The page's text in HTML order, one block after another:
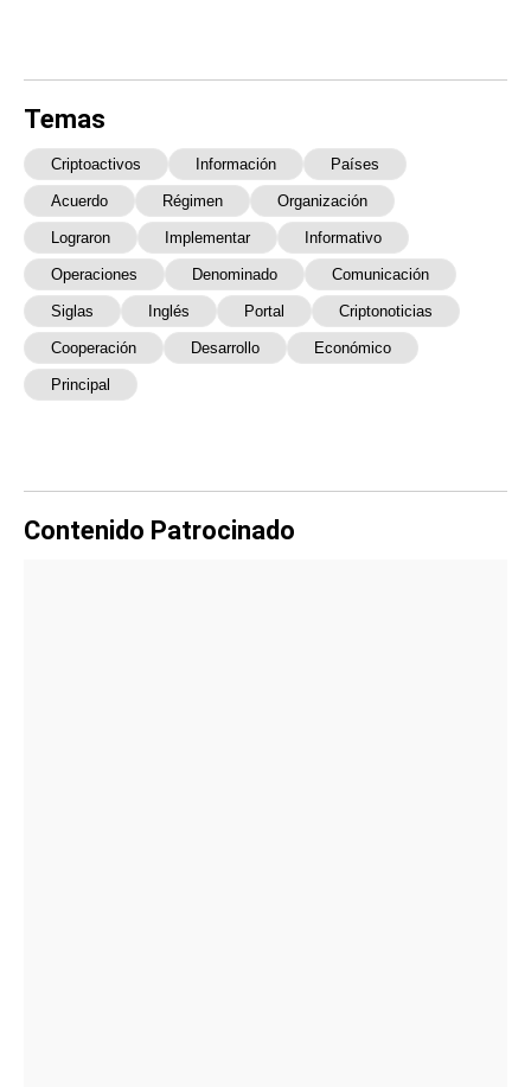
Temas
Criptoactivos Información Países
Acuerdo Régimen Organización
Lograron Implementar Informativo
Operaciones Denominado Comunicación
Siglas Inglés Portal Criptonoticias
Cooperación Desarrollo Económico
Principal
Contenido Patrocinado